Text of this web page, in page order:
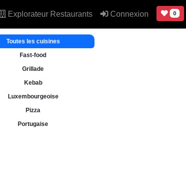
Explorateur Restaurants Connexion 0
Toutes les cuisines
Fast-food
Grillade
Kebab
Luxembourgeoise
Pizza
Portugaise